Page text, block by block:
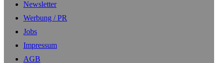
Newsletter
Werbung / PR
Jobs
Impressum
AGB